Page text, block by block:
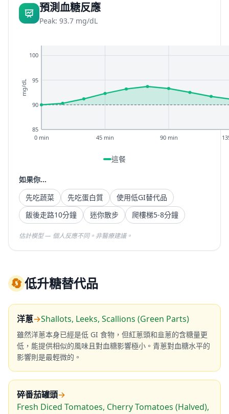
預測血糖反應
Peak: 93.7 mg/dL
85
90
95
100
0 min 45 min 90 min
mg/dL
這餐
如果你...
先吃蔬菜
先吃蛋白質
使用低GI替代品
飯後走路10分鐘
迷你散步 爬樓梯5-8分鐘
估計模型 — 個人反應不同。非醫療建議。
🔄低升糖替代品
洋蔥→Shallots, Leeks, Scallions (Green Parts)
雖然洋蔥本身已經是低 GI 食物，但紅蔥頭和韭蔥的含糖量更
低，能提供相似的風味且對血糖影響極小。青蔥對血糖水平的
影響則是最輕微的。
碎番茄罐頭→
Fresh Diced Tomatoes, Cherry Tomatoes (Halved),